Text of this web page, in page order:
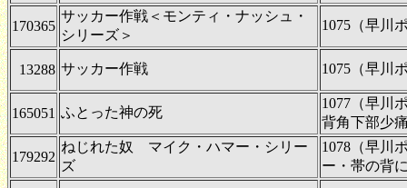
170365
サッカー作戦＜モンティ・ナッシュ・
シリーズ＞
1075（早川
13288 サッカー作戦 1075（早川
165051 ふとった神の死
1077（早川
背角下部少
179292
ねじれた奴 マイク・ハマー・シリー
ズ
1078（早川
ー・帯の背